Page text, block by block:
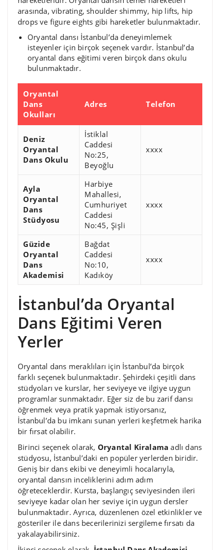
arasında, vibrating, shoulder shimmy, hip lifts, hip
drops ve figure eights gibi hareketler bulunmaktadır.
Oryantal dansı İstanbul’da deneyimlemek
isteyenler için birçok seçenek vardır. İstanbul’da
oryantal dans eğitimi veren birçok dans okulu
bulunmaktadır.
Oryantal
Dans
Okulları
Adres Telefon
Deniz
Oryantal
Dans Okulu
İstiklal
Caddesi
No:25,
Beyoğlu
xxxx
Ayla
Oryantal
Dans
Stüdyosu
Harbiye
Mahallesi,
Cumhuriyet
Caddesi
No:45, Şişli
xxxx
Güzide
Oryantal
Dans
Akademisi
Bağdat
Caddesi
No:10,
Kadıköy
xxxx
İstanbul’da Oryantal
Dans Eğitimi Veren
Yerler
Oryantal dans meraklıları için İstanbul’da birçok
farklı seçenek bulunmaktadır. Şehirdeki çeşitli dans
stüdyoları ve kurslar, her seviyeye ve ilgiye uygun
programlar sunmaktadır. Eğer siz de bu zarif dansı
öğrenmek veya pratik yapmak istiyorsanız,
İstanbul’da bu imkanı sunan yerleri keşfetmek harika
bir fırsat olabilir.
Birinci seçenek olarak, Oryantal Kiralama adlı dans
stüdyosu, İstanbul’daki en popüler yerlerden biridir.
Geniş bir dans ekibi ve deneyimli hocalarıyla,
oryantal dansın inceliklerini adım adım
öğreteceklerdir. Kursta, başlangıç seviyesinden ileri
seviyeye kadar olan her seviye için uygun dersler
bulunmaktadır. Ayrıca, düzenlenen özel etkinlikler ve
gösteriler ile dans becerilerinizi sergileme fırsatı da
yakalayabilirsiniz.